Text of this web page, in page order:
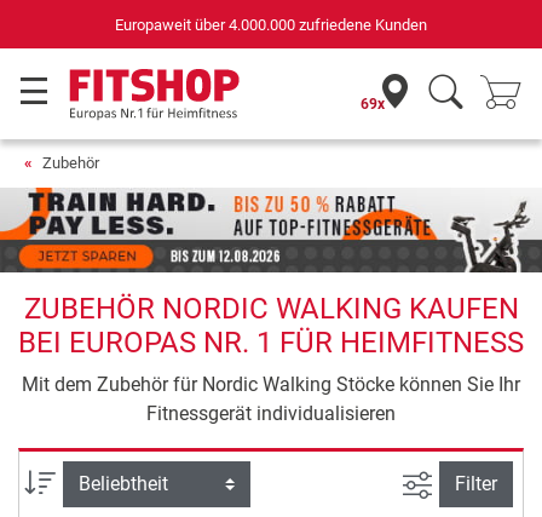
Europaweit über 4.000.000 zufriedene Kunden
69x
Zubehör
ZUBEHÖR NORDIC WALKING KAUFEN
BEI EUROPAS NR. 1 FÜR HEIMFITNESS
Mit dem Zubehör für Nordic Walking Stöcke können Sie Ihr
Fitnessgerät individualisieren
Sortierung Ansicht
Filter